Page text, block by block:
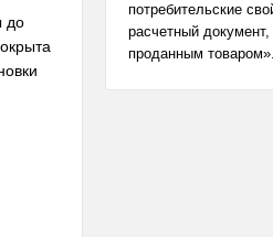
до
потребительские
расчетный
проданным товаром».